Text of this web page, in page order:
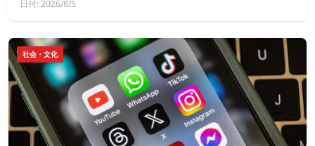
日付: 2026/8/5
社会・文化